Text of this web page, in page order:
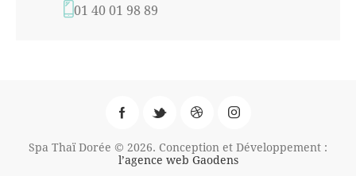
01 40 01 98 89
Spa Thaï Dorée © 2026. Conception et Développement :
l’agence web Gaodens